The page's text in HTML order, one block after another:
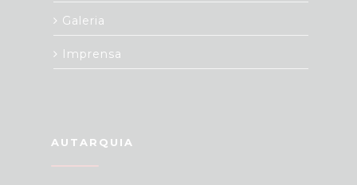
Galeria
Imprensa
AUTARQUIA